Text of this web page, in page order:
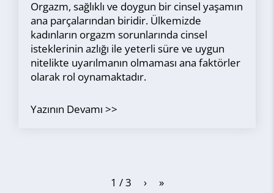
Orgazm, sağlıklı ve doygun bir cinsel yaşamın
ana parçalarından biridir. Ülkemizde
kadınların orgazm sorunlarında cinsel
isteklerinin azlığı ile yeterli süre ve uygun
nitelikte uyarılmanın olmaması ana faktörler
olarak rol oynamaktadır.
Yazının Devamı
1 / 3 › »